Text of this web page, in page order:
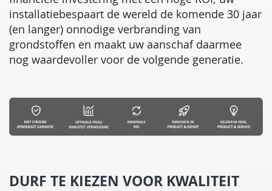
installatiebespaart de wereld de komende 30 jaar
(en langer) onnodige verbranding van
grondstoffen en maakt uw aanschaf daarmee
nog waardevoller voor de volgende generatie.
DURF TE KIEZEN VOOR KWALITEIT